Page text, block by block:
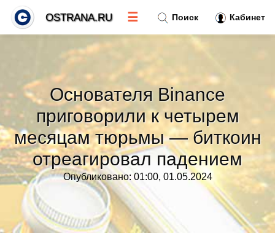
Основателя Binance
приговорили к четырем
месяцам тюрьмы — биткоин
отреагировал падением
Опубликовано: 01:00, 01.05.2024
Поиск Кабинет
OSTRANA.RU ☰
Тренды новостей»
Рубрики»
Правила»
Контакт»